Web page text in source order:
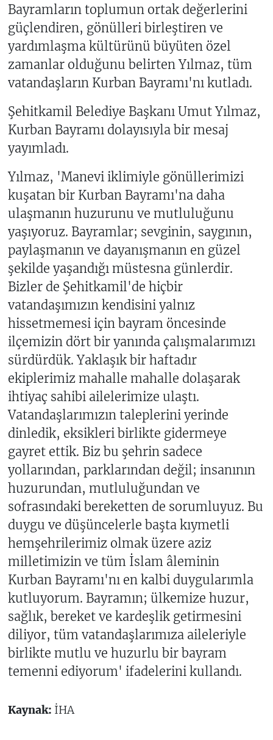
Bayramların toplumun ortak değerlerini
güçlendiren, gönülleri birleştiren ve
yardımlaşma kültürünü büyüten özel
zamanlar olduğunu belirten Yılmaz, tüm
vatandaşların Kurban Bayramı'nı kutladı.
Şehitkamil Belediye Başkanı Umut Yılmaz,
Kurban Bayramı dolayısıyla bir mesaj
yayımladı.
Yılmaz, 'Manevi iklimiyle gönüllerimizi
kuşatan bir Kurban Bayramı'na daha
ulaşmanın huzurunu ve mutluluğunu
yaşıyoruz. Bayramlar; sevginin, saygının,
paylaşmanın ve dayanışmanın en güzel
şekilde yaşandığı müstesna günlerdir.
Bizler de Şehitkamil'de hiçbir
vatandaşımızın kendisini yalnız
hissetmemesi için bayram öncesinde
ilçemizin dört bir yanında çalışmalarımızı
sürdürdük. Yaklaşık bir haftadır
ekiplerimiz mahalle mahalle dolaşarak
ihtiyaç sahibi ailelerimize ulaştı.
Vatandaşlarımızın taleplerini yerinde
dinledik, eksikleri birlikte gidermeye
gayret ettik. Biz bu şehrin sadece
yollarından, parklarından değil; insanının
huzurundan, mutluluğundan ve
sofrasındaki bereketten de sorumluyuz. Bu
duygu ve düşüncelerle başta kıymetli
hemşehrilerimiz olmak üzere aziz
milletimizin ve tüm İslam âleminin
Kurban Bayramı'nı en kalbi duygularımla
kutluyorum. Bayramın; ülkemize huzur,
sağlık, bereket ve kardeşlik getirmesini
diliyor, tüm vatandaşlarımıza aileleriyle
birlikte mutlu ve huzurlu bir bayram
temenni ediyorum' ifadelerini kullandı.
Kaynak: İHA